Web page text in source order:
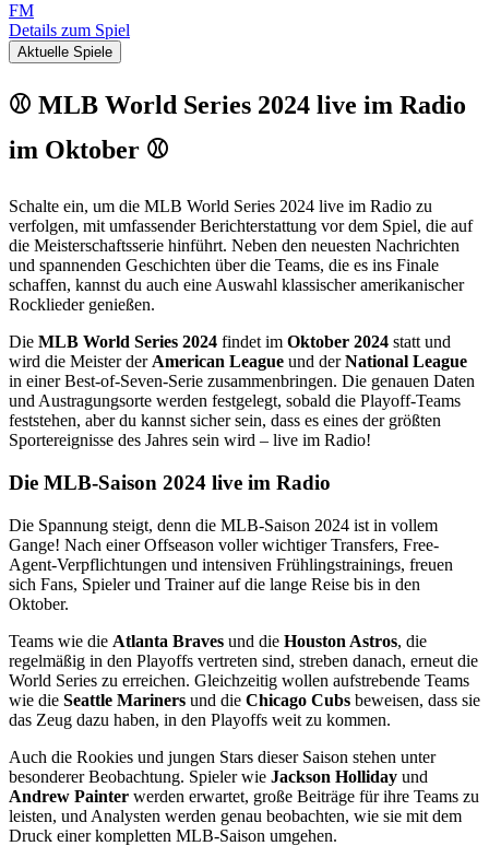
FM
Details zum Spiel
Aktuelle Spiele
⚾ MLB World Series 2024 live im Radio
im Oktober ⚾
Schalte ein, um die MLB World Series 2024 live im Radio zu
verfolgen, mit umfassender Berichterstattung vor dem Spiel, die auf
die Meisterschaftsserie hinführt. Neben den neuesten Nachrichten
und spannenden Geschichten über die Teams, die es ins Finale
schaffen, kannst du auch eine Auswahl klassischer amerikanischer
Rocklieder genießen.
Die MLB World Series 2024 findet im Oktober 2024 statt und
wird die Meister der American League und derNational League
in einer Best-of-Seven-Serie zusammenbringen. Die genauen Daten
und Austragungsorte werden festgelegt, sobald die Playoff-Teams
feststehen, aber du kannst sicher sein, dass es eines der größten
Sportereignisse des Jahres sein wird – live im Radio!
Die MLB-Saison 2024 live im Radio
Die Spannung steigt, denn die MLB-Saison 2024 ist in vollem
Gange! Nach einer Offseason voller wichtiger Transfers, Free-
Agent-Verpflichtungen und intensiven Frühlingstrainings, freuen
sich Fans, Spieler und Trainer auf die lange Reise bis in den
Oktober.
Teams wie die Atlanta Braves und die Houston Astros, die
regelmäßig in den Playoffs vertreten sind, streben danach, erneut die
World Series zu erreichen. Gleichzeitig wollen aufstrebende Teams
wie die Seattle Mariners und die Chicago Cubs beweisen, dass sie
das Zeug dazu haben, in den Playoffs weit zu kommen.
Auch die Rookies und jungen Stars dieser Saison stehen unter
besonderer Beobachtung. Spieler wie Jackson Holliday und
Andrew Painter werden erwartet, große Beiträge für ihre Teams zu
leisten, und Analysten werden genau beobachten, wie sie mit dem
Druck einer kompletten MLB-Saison umgehen.